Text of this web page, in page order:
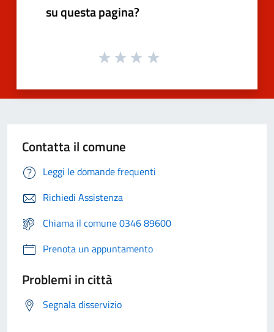
su questa pagina?
Contatta il comune
Leggi le domande frequenti
Richiedi Assistenza
Chiama il comune 0346 89600
Prenota un appuntamento
Problemi in città
Segnala disservizio